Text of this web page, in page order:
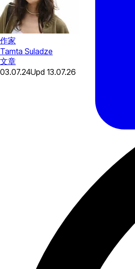
作家
Tamta Suladze
文章
03.07.24Upd 13.07.26